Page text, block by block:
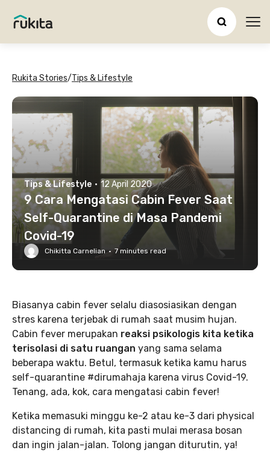
Rukita Stories/Tips & Lifestyle
Tips & Lifestyle · 12 April 2020
9 Cara Mengatasi Cabin Fever Saat
Self-Quarantine di Masa Pandemi
Covid-19
Chikitta Carnelian · 7 minutes read
Biasanya cabin fever selalu diasosiasikan dengan
stres karena terjebak di rumah saat musim hujan.
Cabin fever merupakan reaksi psikologis kita ketika
terisolasi di satu ruangan yang sama selama
beberapa waktu. Betul, termasuk ketika kamu harus
self-quarantine #dirumahaja karena virus Covid-19.
Tenang, ada, kok, cara mengatasi cabin fever!
Ketika memasuki minggu ke-2 atau ke-3 dari physical
distancing di rumah, kita pasti mulai merasa bosan
dan ingin jalan-jalan. Tolong jangan diturutin, ya!